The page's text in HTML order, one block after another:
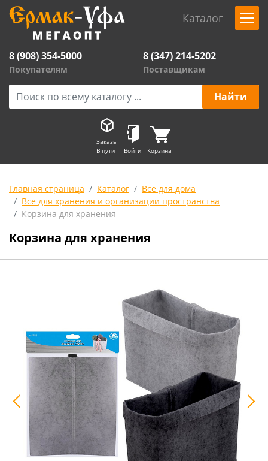
Каталог
8 (908) 354-5000
Покупателям
8 (347) 214-5202
Поставщикам
Заказы
В пути
Войти Корзина
Главная страница Каталог
Все для дома
Все для хранения и организации пространства
Корзина для хранения
Корзина для хранения